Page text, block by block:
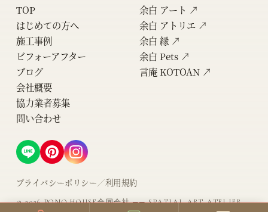
TOP
はじめての方へ
施工事例
ビフォーアフター
ブログ
会社概要
協力業者募集
問い合わせ
余白 アート ↗
余白 アトリエ ↗
余白 縁 ↗
余白 Pets ↗
言庵 KOTOAN ↗
プライバシーポリシー／利用規約
©2026PONO.HOUSE合同会社 ── SPATIAL ART ATELIER,